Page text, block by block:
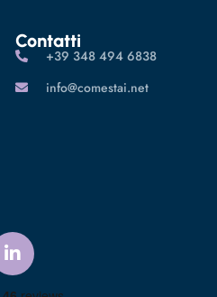
Contatti
‪+39 348 494 6838
info@comestai.net